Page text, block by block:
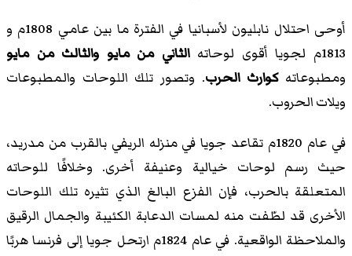
أوحى احتلال نابليون لأسبانيا في الفترة ما بين عامي 1808م و
1813م لجويا أقوى لوحاته
الثاني من مايو والثالث من مايو
ومطبوعاتهكوارث الحرب. وتصور تلك اللوحات والمطبوعات
ويلات الحروب.
في عام 1820م تقاعد جويا في منزله الريفي بالقرب من مدريد،
حيث رسم لوحات خيالية وعنيفة أخرى. وخلافًا للوحاته
المتعلقة بالحرب، فإن الفزع البالغ الذي تثيره تلك اللوحات
الأخرى قد لطّفت منه لمسات الدعابة الكئيبة والجمال الرقيق
والملاحظة الواقعية. في عام 1824م ارتحل جويا إلى فرنسا هربًا